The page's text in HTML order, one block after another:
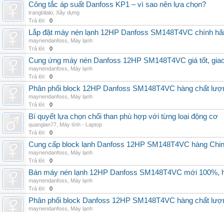
Công tắc áp suất Danfoss KP1 – vì sao nên lựa chọn?
trangbilalo Xây dựng
Trả lời:
0
Lắp đặt máy nén lạnh 12HP Danfoss SM148T4VC chính
maynendanfoss
Máy lạnh
Trả lời:
0
Cung ứng máy nén Danfoss 12HP SM148T4VC giá tốt,
maynendanfoss
Máy lạnh
Trả lời:
0
Phân phối block 12HP Danfoss SM148T4VC hàng chất
maynendanfoss
Máy lạnh
Trả lời:
0
Bí quyết lựa chọn chổi than phù hợp với từng loại động cơ
quanglan77 Máy tính - Laptop
Trả lời:
0
Cung cấp block lạnh Danfoss 12HP SM148T4VC hàng
maynendanfoss
Máy lạnh
Trả lời:
0
Bán máy nén lạnh 12HP Danfoss SM148T4VC mới
maynendanfoss
Máy lạnh
Trả lời:
0
Phân phối block Danfoss 12HP SM148T4VC hàng chất
maynendanfoss
Máy lạnh